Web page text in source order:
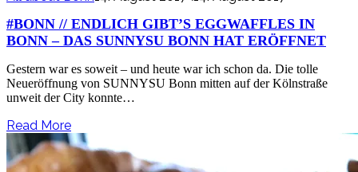
#BONN // ENDLICH GIBT’S EGGWAFFLES IN
BONN – DAS SUNNYSU BONN HAT ERÖFFNET
Gestern war es soweit – und heute war ich schon da. Die tolle
Neueröffnung von SUNNYSU Bonn mitten auf der Kölnstraße
unweit der City konnte…
Read More